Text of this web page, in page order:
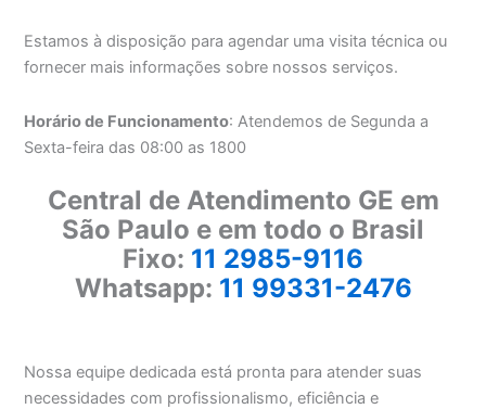
Estamos à disposição para agendar uma visita técnica ou
fornecer mais informações sobre nossos serviços.
Horário de Funcionamento: Atendemos de Segunda a
Sexta-feira das 08:00 as 1800
Central de Atendimento GE em
São Paulo e em todo o Brasil
Fixo: 11 2985-9116
Whatsapp: 11 99331-2476
Nossa equipe dedicada está pronta para atender suas
necessidades com profissionalismo, eficiência e